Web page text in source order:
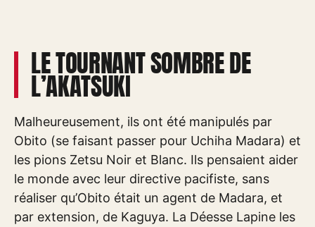
LE TOURNANT SOMBRE DE
L’AKATSUKI
Malheureusement, ils ont été manipulés par
Obito (se faisant passer pour Uchiha Madara) et
les pions Zetsu Noir et Blanc. Ils pensaient aider
le monde avec leur directive pacifiste, sans
réaliser qu’Obito était un agent de Madara, et
par extension, de Kaguya. La Déesse Lapine les